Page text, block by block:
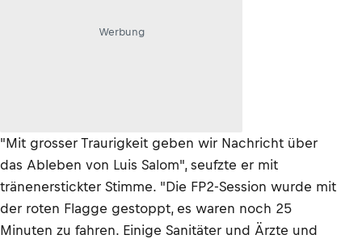
Werbung
"Mit grosser Traurigkeit geben wir Nachricht über
das Ableben von Luis Salom", seufzte er mit
tränenerstickter Stimme. "Die FP2-Session wurde mit
der roten Flagge gestoppt, es waren noch 25
Minuten zu fahren. Einige Sanitäter und Ärzte und